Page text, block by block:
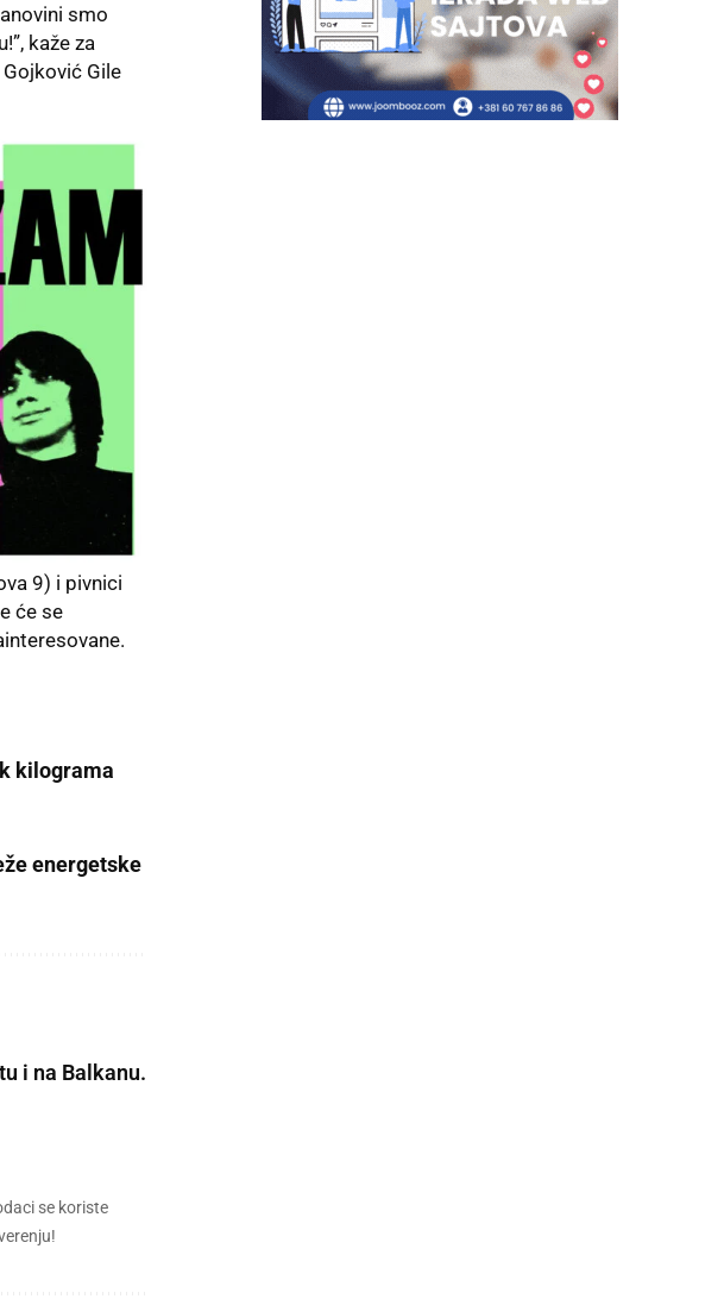
smo
kaže za
Gile
9) i pivnici
će se
kilograma
energetske
i na Balkanu.
se koriste